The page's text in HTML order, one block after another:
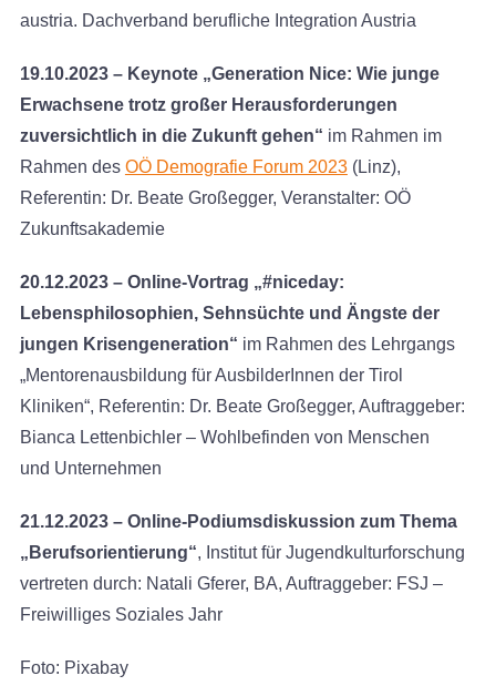
austria. Dachverband berufliche Integration Austria
19.10.2023 – Keynote „Generation Nice: Wie junge
Erwachsene trotz großer Herausforderungen
zuversichtlich in die Zukunft gehen“ im Rahmen im
Rahmen des OÖ Demografie Forum 2023(Linz),
Referentin: Dr. Beate Großegger, Veranstalter: OÖ
Zukunftsakademie
20.12.2023 – Online-Vortrag „#niceday:
Lebensphilosophien, Sehnsüchte und Ängste der
jungen Krisengeneration“ im Rahmen des Lehrgangs
„Mentorenausbildung für AusbilderInnen der Tirol
Kliniken“, Referentin: Dr. Beate Großegger, Auftraggeber:
Bianca Lettenbichler – Wohlbefinden von Menschen
und Unternehmen
21.12.2023 – Online-Podiumsdiskussion zum Thema
„Berufsorientierung“, Institut für Jugendkulturforschung
vertreten durch: Natali Gferer, BA, Auftraggeber: FSJ –
Freiwilliges Soziales Jahr
Foto: Pixabay